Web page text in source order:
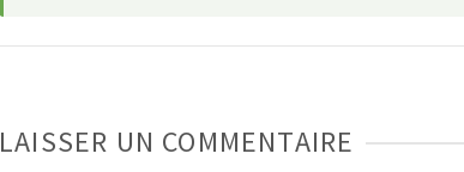
LAISSER UN COMMENTAIRE